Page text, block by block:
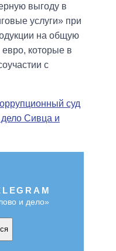
выгоду в
услуги» при
на общую
которые в
с
суд
Сивца и
и дело»